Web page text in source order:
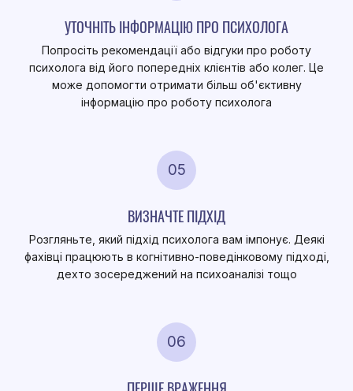
УТОЧНІТЬ ІНФОРМАЦІЮ ПРО ПСИХОЛОГА
Попросіть рекомендації або відгуки про роботу
психолога від його попередніх клієнтів або колег. Це
може допомогти отримати більш об'єктивну
інформацію про роботу психолога
05
ВИЗНАЧТЕ ПІДХІД
Розгляньте, який підхід психолога вам імпонує. Деякі
фахівці працюють в когнітивно-поведінковому підході,
дехто зосереджений на психоаналізі тощо
06